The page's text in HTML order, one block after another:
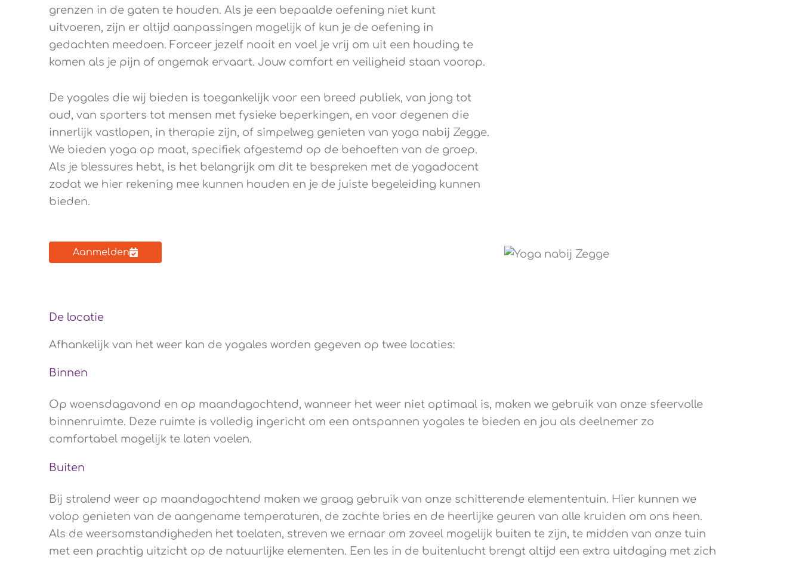
grenzen in de gaten te houden. Als je een bepaalde oefening niet kunt
uitvoeren, zijn er altijd aanpassingen mogelijk of kun je de oefening in
gedachten meedoen. Forceer jezelf nooit en voel je vrij om uit een houding te
komen als je pijn of ongemak ervaart. Jouw comfort en veiligheid staan voorop.
De yogales die wij bieden is toegankelijk voor een breed publiek, van jong tot
oud, van sporters tot mensen met fysieke beperkingen, en voor degenen die
innerlijk vastlopen, in therapie zijn, of simpelweg genieten van yoga nabij Zegge.
We bieden yoga op maat, specifiek afgestemd op de behoeften van de groep.
Als je blessures hebt, is het belangrijk om dit te bespreken met de yogadocent
zodat we hier rekening mee kunnen houden en je de juiste begeleiding kunnen
bieden.
Aanmelden
De locatie
Afhankelijk van het weer kan de yogales worden gegeven op twee locaties:
Binnen
Op woensdagavond en op maandagochtend, wanneer het weer niet optimaal is, maken we gebruik van onze sfeervolle
binnenruimte. Deze ruimte is volledig ingericht om een ontspannen yogales te bieden en jou als deelnemer zo
comfortabel mogelijk te laten voelen.
Buiten
Bij stralend weer op maandagochtend maken we graag gebruik van onze schitterende elemententuin. Hier kunnen we
volop genieten van de aangename temperaturen, de zachte bries en de heerlijke geuren van alle kruiden om ons heen.
Als de weersomstandigheden het toelaten, streven we ernaar om zoveel mogelijk buiten te zijn, te midden van onze tuin
met een prachtig uitzicht op de natuurlijke elementen. Een les in de buitenlucht brengt altijd een extra uitdaging met zich